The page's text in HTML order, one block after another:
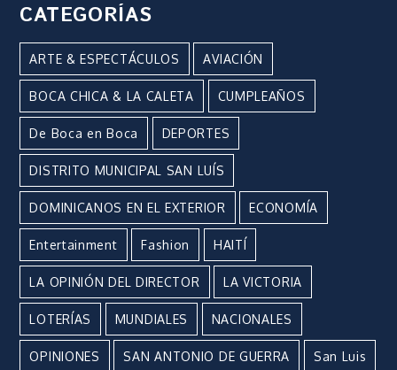
CATEGORÍAS
ARTE & ESPECTÁCULOS AVIACIÓN
BOCA CHICA & LA CALETA CUMPLEAÑOS
De Boca en Boca DEPORTES
DISTRITO MUNICIPAL SAN LUÍS
DOMINICANOS EN EL EXTERIOR ECONOMÍA
Entertainment Fashion HAITÍ
LA OPINIÓN DEL DIRECTOR LA VICTORIA
LOTERÍAS MUNDIALES NACIONALES
OPINIONES SAN ANTONIO DE GUERRA San Luis